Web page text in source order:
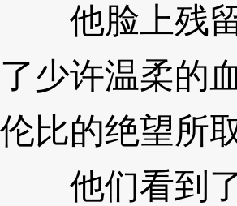
他脸上残留
了少许温柔的
伦比的绝望所
他们看到了